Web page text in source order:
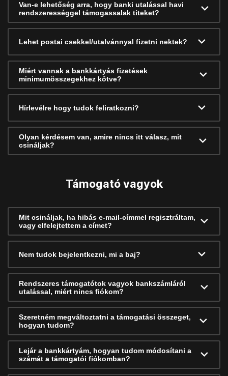
Van-e lehetőség arra, hogy banki utalással havi
rendszerességgel támogassalak titeket?
Lehet postai csekkel/utalvánnyal fizetni nektek?
Miért vannak a bankkártyás fizetések
minimumösszegekhez kötve?
Hírlevélre hogy tudok feliratkozni?
Olyan kérdésem van, amire nincs itt válasz, mit
csináljak?
Támogató vagyok
Mit csináljak, ha hibás e-mail-címmel regisztráltam,
vagy elfelejtettem a címet?
Nem tudok bejelentkezni, mi a baj?
Rendszeres támogatótok vagyok bankszámláról
utalással, miért nincs fiókom?
Szeretném megváltoztatni a támogatási összeget,
hogyan tudom?
Lejár a bankkártyám, hogyan tudom módosítani a
számát a támogatói fiókomban?